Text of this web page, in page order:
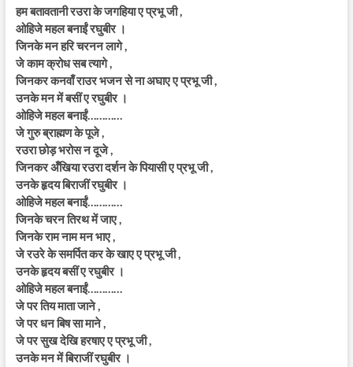
हम बतावतानी रउरा के जगहिया ए प्रभू जी ,
ओहिजे महल बनाईं रघुबीर ।
जिनके मन हरि चरनन लागे ,
जे काम क्रोध सब त्यागे ,
जिनकर कनवाँ राउर भजन से ना अघाए ए प्रभू जी ,
उनके मन में बसीं ए रघुबीर ।
ओहिजे महल बनाईं…………
जे गुरु ब्राह्मण के पूजे ,
रउरा छोड़ भरोस न दूजे ,
जिनकर अँखिया रउरा दर्शन के पियासी ए प्रभू जी ,
उनके हृदय बिराजीं रघुबीर ।
ओहिजे महल बनाईं…………
जिनके चरन तिरथ में जाए ,
जिनके राम नाम मन भाए ,
जे रउरे के समर्पित कर के खाए ए प्रभू जी ,
उनके हृदय बसीं ए रघुबीर ।
ओहिजे महल बनाईं…………
जे पर तिय माता जाने ,
जे पर धन बिष सा माने ,
जे पर सुख देखि हरषाए ए प्रभू जी ,
उनके मन में बिराजीं रघुबीर ।